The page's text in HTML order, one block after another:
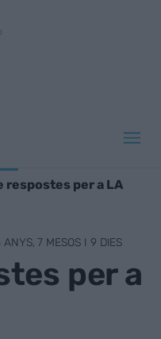
respostes per a LA
7 MESOS I 9 DIES
per a